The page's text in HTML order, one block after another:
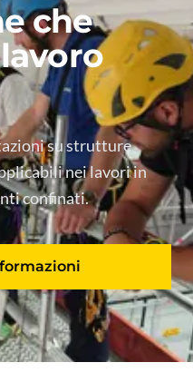
che
su strutture
nei lavori in
confinati.